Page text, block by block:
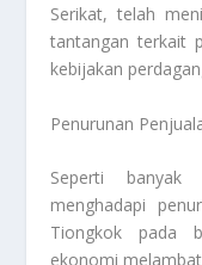
Serikat, telah
tantangan terkait
kebijakan
Penurunan
Seperti
menghadapi
Tiongkok pada
ekonomi